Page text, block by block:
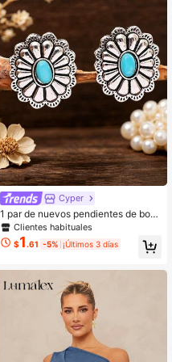
Cyper
1 par de nuevos pendientes de botó
n exquisitos con textura tallada flor
al vintage, incrustaciones de turque
sa sintética y aleación
Clientes habituales
$1 .61 -5% ¡Últimos 3 días